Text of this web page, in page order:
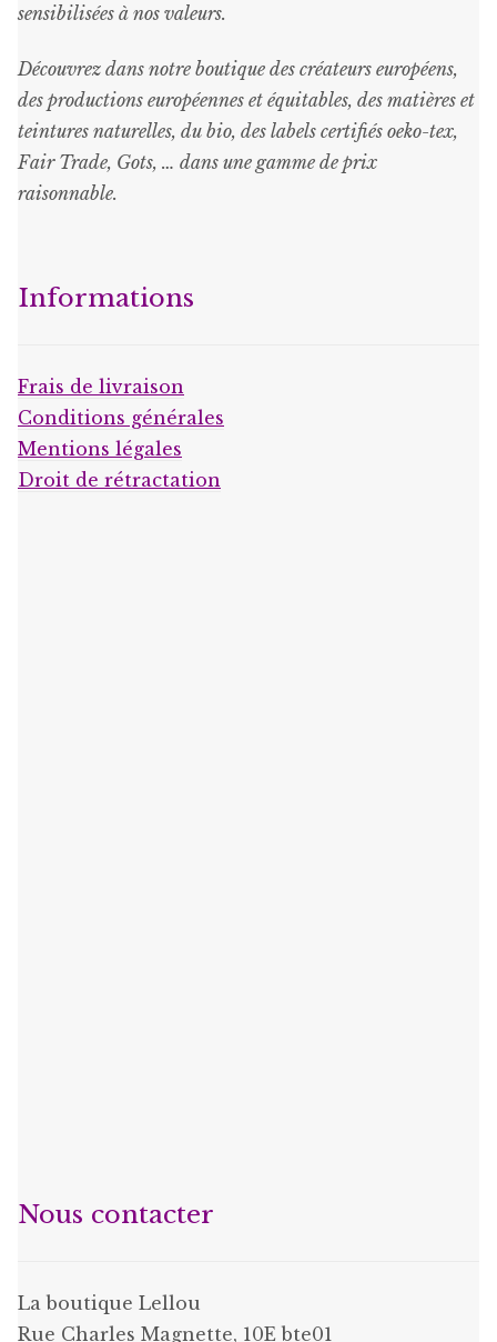
sensibilisées à nos valeurs.
Découvrez dans notre boutique des créateurs européens,
des productions européennes et équitables, des matières et
teintures naturelles, du bio, des labels certifiés oeko-tex,
Fair Trade, Gots, … dans une gamme de prix
raisonnable.
Informations
Frais de livraison
Conditions générales
Mentions légales
Droit de rétractation
Nous contacter
La boutique Lellou
Rue Charles Magnette, 10E bte01